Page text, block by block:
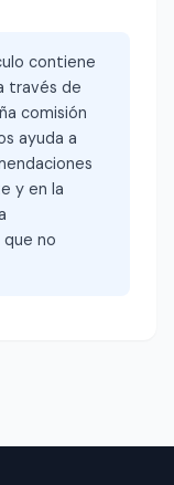
contiene
través de
comisión
ayuda a
y en la
no